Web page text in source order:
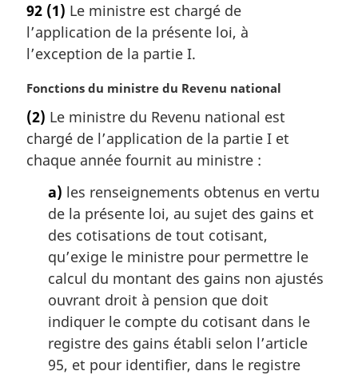
t
e
m
r
i
n
a
92 (1) Le ministre est chargé de
l’application de la présente loi, à
l’exception de la partie I.
N
t
e
m
Fonctions du ministre du Revenu national
(2) Le ministre du Revenu national est
chargé de l’application de la partie I et
chaque année fournit au ministre :
a) les renseignements obtenus en vertu
de la présente loi, au sujet des gains et
des cotisations de tout cotisant,
qu’exige le ministre pour permettre le
calcul du montant des gains non ajustés
ouvrant droit à pension que doit
indiquer le compte du cotisant dans le
registre des gains établi selon l’article
95, et pour identifier, dans le registre